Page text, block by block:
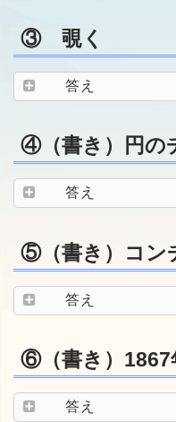
③ 覗く
答え
④（書き）円の
答え
⑤（書き）コン
答え
⑥（書き）1867
答え